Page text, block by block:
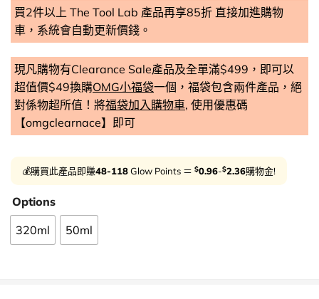
買2件以上 The Tool Lab 產品再享85折 直接加進購物
車，系統會自動更新價錢。
現凡購物有Clearance Sale產品及全單滿$499，即可以
超值價$49換購OMG小福袋一個，福袋包含兩件產品，絕
對係物超所值！將福袋加入購物車, 使用優惠碼
【omgclearnace】即可
💰購買此產品即賺48-118Glow Points ＝ $0.96-$2.36購物金!
Options
320ml 50ml